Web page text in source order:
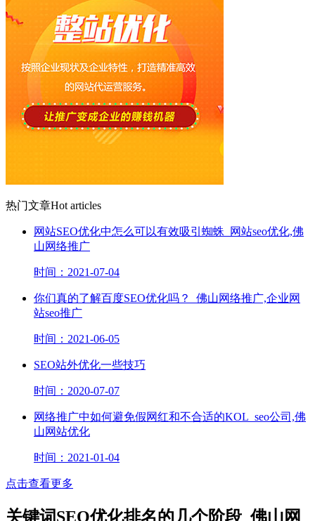
热门文章Hot articles
网站SEO优化中怎么可以有效吸引蜘蛛_网站seo优化,佛
山网络推广
时间：2021-07-04
你们真的了解百度SEO优化吗？_佛山网络推广,企业网
站seo推广
时间：2021-06-05
SEO站外优化一些技巧
时间：2020-07-07
网络推广​中如何避免假网红和不合适的KOL_seo公司,佛
山网站优化
时间：2021-01-04
点击查看更多
关键词SEO优化排名的几个阶段_佛山网